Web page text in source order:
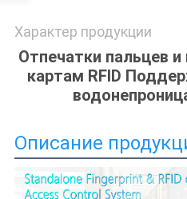
Характер продукции
Отпечатки пальцев
картам RFID
Описание